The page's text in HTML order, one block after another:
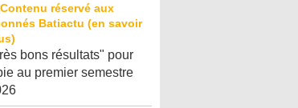
bons résultats" pour
au premier semestre